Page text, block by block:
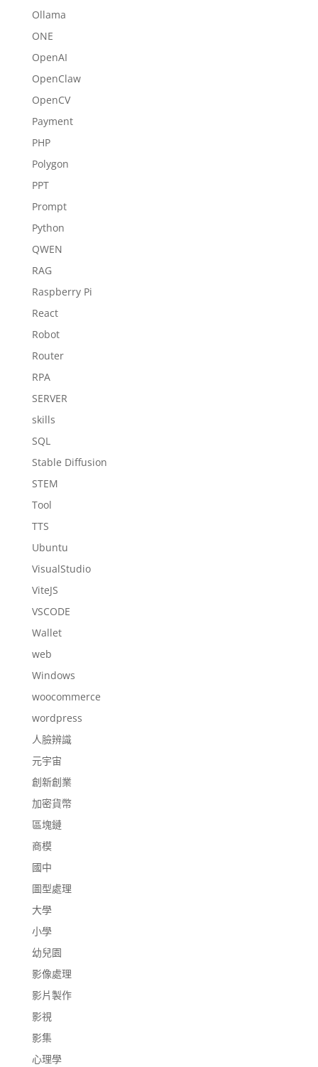
Ollama
ONE
OpenAI
OpenClaw
OpenCV
Payment
PHP
Polygon
PPT
Prompt
Python
QWEN
RAG
Raspberry Pi
React
Robot
Router
RPA
SERVER
skills
SQL
Stable Diffusion
STEM
Tool
TTS
Ubuntu
VisualStudio
ViteJS
VSCODE
Wallet
web
Windows
woocommerce
wordpress
人臉辨識
元宇宙
創新創業
加密貨幣
區塊鏈
商模
國中
圖型處理
大學
小學
幼兒園
影像處理
影片製作
影視
影集
心理學